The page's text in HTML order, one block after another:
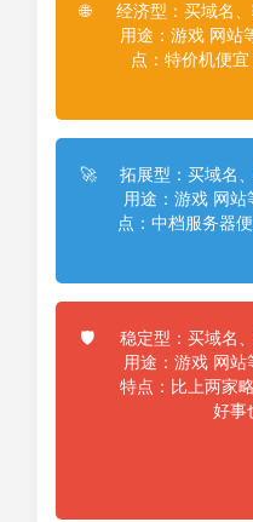
🌐
经济型：买域名、
用途：游戏 网站
点：特价机便
🚀
拓展型：买域名
用途：游戏 网
点：中档服务器
🛡️
稳定型：买域名
用途：游戏 网站
特点：比上两家
好事